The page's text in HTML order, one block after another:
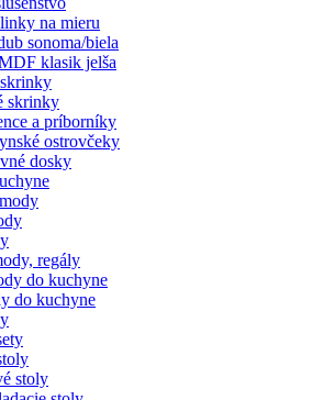
na mieru
sonoma/biela
klasik jelša
skrinky
a príborníky
ostrovčeky
dosky
regály
do kuchyne
do kuchyne
stoly